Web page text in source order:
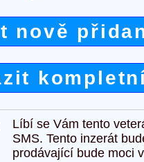
nově
Líbí se Vám tento
SMS. Tento inzerát
prodávající bude moci